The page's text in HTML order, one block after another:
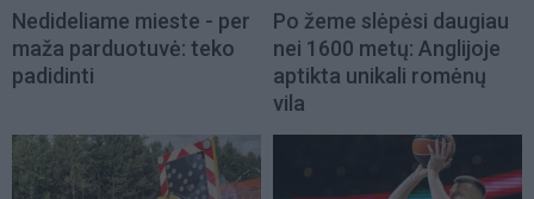
Nedideliame mieste - per
maža parduotuvė: teko
padidinti
Po žeme slėpėsi daugiau
nei 1600 metų: Anglijoje
aptikta unikali romėnų
vila